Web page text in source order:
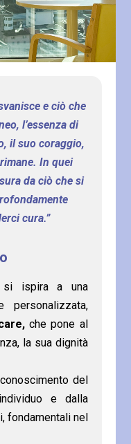
e ciò che
l’essenza di
il suo coraggio,
In quei
da ciò che si
cura.”
si ispira a una
che pone al
la sua dignità
del
e dalla
fondamentali nel